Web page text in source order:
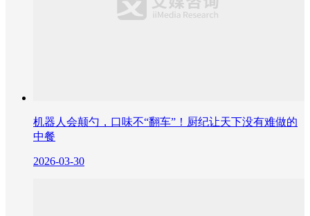
机器人会颠勺，口味不“翻车”！厨纪让天下没有难做的
中餐
2026-03-30